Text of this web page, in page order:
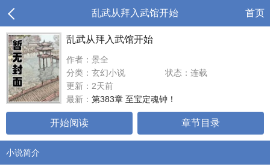
乱武从拜入武馆开始 首页
乱武从拜入武馆开始
作者：景全
分类：玄幻小说
状态：连载
更新：2天前
最新： 第383章 至宝定魂钟！
开始阅读 章节目录
小说简介